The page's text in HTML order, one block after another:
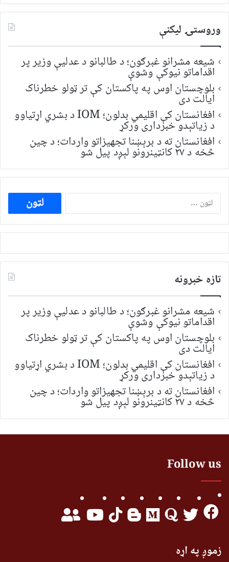
وروستۍ ليکنې
شیعه مشرانو غبرګون؛ د طالبانو د عدلیې وزیر پر
اقداماتو نیوکې وشوې
بلوچستان اوس په پاکستان کې تر ټولو خطرناک
ایالت دی
افغانستان کې اقلیمي بدلون؛ IOM د بشري اړتیاوو
د زیاتېدو خبرداری ورکړ
افغانستان ته د برېښنا تجهیزاتو واردات؛ د چین
څخه د ۲۷ کانټینرونو لېږد پیل شو
ددی
لپاره
لټون:
تازه خبرونه
شیعه مشرانو غبرګون؛ د طالبانو د عدلیې وزیر پر
اقداماتو نیوکې وشوې
بلوچستان اوس په پاکستان کې تر ټولو خطرناک
ایالت دی
افغانستان کې اقلیمي بدلون؛ IOM د بشري اړتیاوو
د زیاتېدو خبرداری ورکړ
افغانستان ته د برېښنا تجهیزاتو واردات؛ د چین
څخه د ۲۷ کانټینرونو لېږد پیل شو
Follow us
زموږ په اړه